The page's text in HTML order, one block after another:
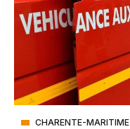
CHARENTE-MARITIME